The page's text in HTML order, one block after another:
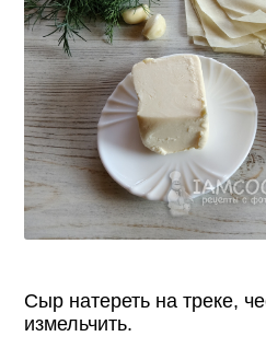
Сыр натереть на треке,
измельчить.